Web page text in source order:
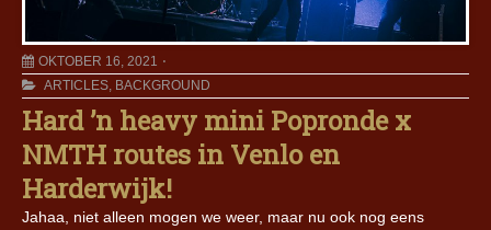
OKTOBER 16, 2021
ARTICLES, BACKGROUND
Hard ’n heavy mini Popronde x
NMTH routes in Venlo en
Harderwijk!
Jahaa, niet alleen mogen we weer, maar nu ook nog eens